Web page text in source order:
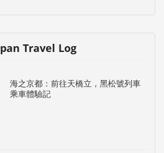
Travel Log
海之京都：前往天橋立，黑松號列車
乘車體驗記